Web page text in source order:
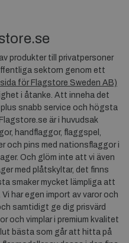
produkter till privatpersoner
sektorn genom ett
för Flagstore Sweden AB)
i åtanke. Att inneha det
snabb service och högsta
är i huvudsak
handflaggor, flaggspel,
och pins med nationsflaggor i
Och glöm inte att vi även
med plåtskyltar, det finns
smaker mycket lämpliga att
har egen import av varor och
samtidigt ge dig prisvärd
och vimplar i premium kvalitet
bästa som går att hitta på